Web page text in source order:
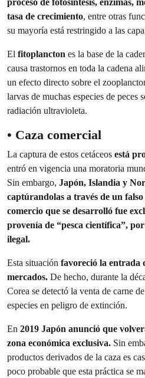
tasa de crecimiento, entre otras
su mayoría está restringido a las
El fitoplancton es la base de la
causa trastornos en toda la cadena
un efecto directo sobre el
larvas de muchas especies de peces
radiación ultravioleta.
• Caza comercial
La captura de estos cetáceos está
entró en vigencia una moratoria
Sin embargo, Japón, Islandia y
captúrandolas a través de un
comercio que se desarrolló fue
provenía de “pesca científica”,
ilegal.
Esta situación favoreció la entrada
mercados. De hecho, durante la
Corea se detectó la venta de carne
especies en peligro de extinción.
En 2019 Japón anunció que
zona económica exclusiva. Sin
productos derivados de la caza es
poco probable que esta práctica se